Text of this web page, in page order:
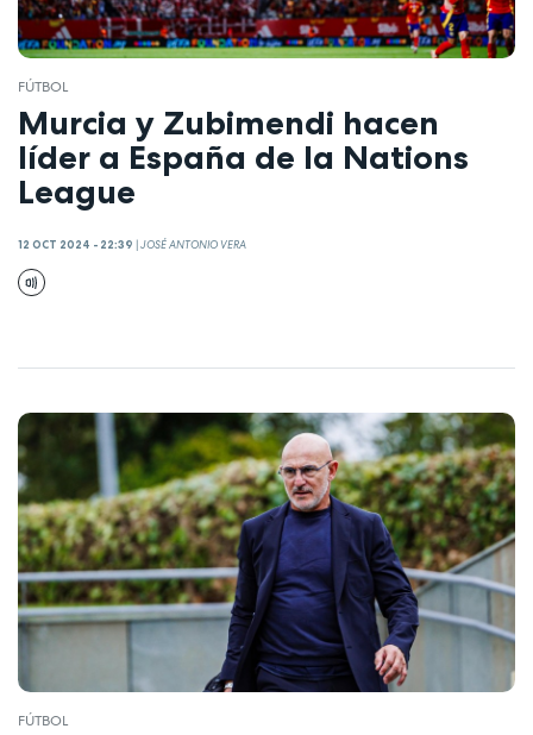
FÚTBOL
Murcia y Zubimendi hacen
líder a España de la Nations
League
12 OCT 2024 - 22:39 |JOSÉ ANTONIO VERA
FÚTBOL